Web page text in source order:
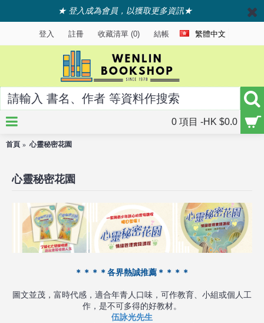
★ 登入成為會員，以獲取更多資訊★
登入 註冊 收藏清單 (0) 結帳 繁體中文
0 項目 -HK $0.0
首頁 心靈秘密花園
心靈秘密花園
＊＊＊＊各界熱誠推薦＊＊＊＊
圖⽂並茂，富時代感，適合年青⼈⼝味，可作教育、 ⼩組或個⼈⼯
作，是不可多得的好教材。
伍詠光先生